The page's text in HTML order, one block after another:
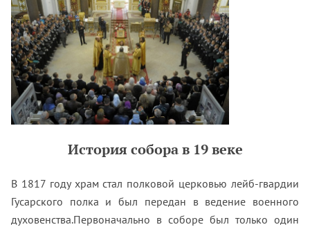
История собора в 19 веке
В 1817 году храм стал полковой церковью лейб-гвардии
Гусарского полка и был передан в ведение военного
духовенства.Первоначально в соборе был только один